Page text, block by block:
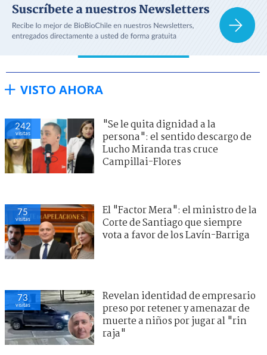
VISTO AHORA
242
visitas
"Se le quita dignidad a la
persona": el sentido descargo de
Lucho Miranda tras cruce
Campillai-Flores
75
visitas
El "Factor Mera": el ministro de la
Corte de Santiago que siempre
vota a favor de los Lavín-Barriga
73
visitas
Revelan identidad de empresario
preso por retener y amenazar de
muerte a niños por jugar al "rin
raja"